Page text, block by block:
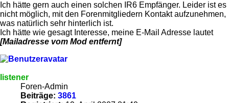
Ich hätte gern auch einen solchen IR6 Empfänger. Leider ist es
nicht möglich, mit den Forenmitgliedern Kontakt aufzunehmen,
was natürlich sehr hinterlich ist.
Ich hätte wie gesagt Interesse, meine E-Mail Adresse lautet
[Mailadresse vom Mod entfernt]
listener
Foren-Admin
Beiträge: 3861